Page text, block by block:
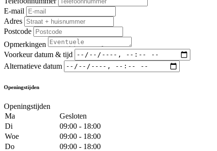
E-mail
Adres
Postcode
Opmerkingen
Voorkeur datum & tijd
Alternatieve datum
Openingstijden
Openingstijden
Ma
Gesloten
Di
09:00 - 18:00
Woe
09:00 - 18:00
Do
09:00 - 18:00